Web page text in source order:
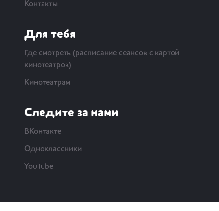
Контакты
Для тебя
Где смотреть (расписание сеансов с картой
кинотеатров)
Кинотеатрам
Следите за нами
ВКонтакте
Одноклассники
YouTube